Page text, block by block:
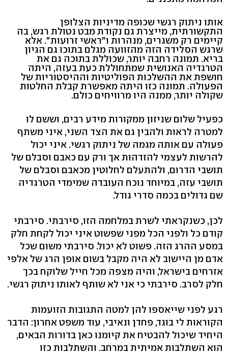
אותו ניתוק רגשי שכופה מדיניות הצלופן
התקשורתית, מייצרת גם נקודת מבט נטולת רגש, בה
קיימים רק משגרים, מנהרות ו"ראשי זרועות". אלא
שרגש הסלידה הזה מהזוועה מגלם בתוכו גם הגיון
בריא. תמונה רחבה יותר, שכוללת בתוכה גם את
הטרגדיה האנושית שמתחוללת כעת בעזה, היתה
חושפת את ההשלכות הפוליטיות וההיסטוריות של
הפעולה. תמונה כזו היתה מאפשרת קבלת החלטות
שקולה יותר, ממנה היו מרוויחים כולם.
כפעיל שלום שניזון ממקורות מידע רבים, וששם לו
למטרה לראות ולהבין גם את הצד השני, איני משתף
פעולה עם אותה מגמה של ניתוק רגשי. איני יכול
להרשות לעצמי להזדהות אך ורק עם כאבם וסבלם של
תושבי הדרום, ולהתעלם לחלוטין מכאבם וסבלם של
תושבי עזה, במיוחד נוכח העובדה שמימדי הטרגדיה
שם גדולים בכמה סדרי גודל.
לכן, כשנקראתי לשרת במלחמה הזו, סירבתי. סירבתי
קודם כל ולפני הכל מפני שפשוט איני יכול לקחת חלק
במסע ההרג הזה. פשוט לא יכול. סירבתי משום שכל
אדם מן היישוב לא היה מקבל בשום אופן הרג של אלפי
אזרחים בישראל, והיה מצפה מכל חייל שלוקח בכך
חלק לסרב. סירבתי כי אני לא שותף לאותו ניתוק רגשי.
רגע לפני שייאספו להן למטה התגובות הזועמות
הקוראות לי בוגד, פחדן ונאיבי, עוד משפט אחרון: הדבר
היחיד שיכול להבטיח את קיומנו כאן בדורות הבאים,
הוא השתלבות אמיתית במרחב. והשתלבות כזו